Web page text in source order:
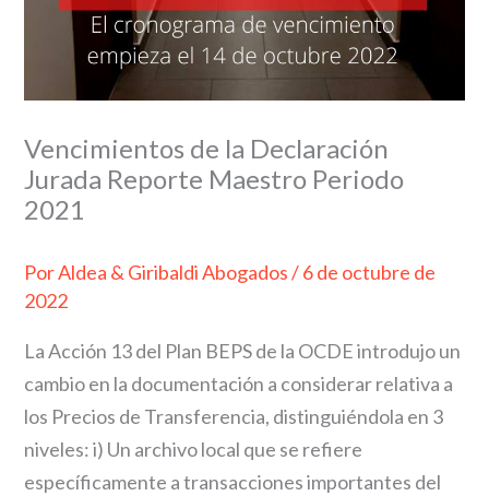
Vencimientos de la Declaración
Jurada Reporte Maestro Periodo
2021
PorAldea & Giribaldi Abogados/6 de octubre de
2022
La Acción 13 del Plan BEPS de la OCDE introdujo un
cambio en la documentación a considerar relativa a
los Precios de Transferencia, distinguiéndola en 3
niveles: i) Un archivo local que se refiere
específicamente a transacciones importantes del